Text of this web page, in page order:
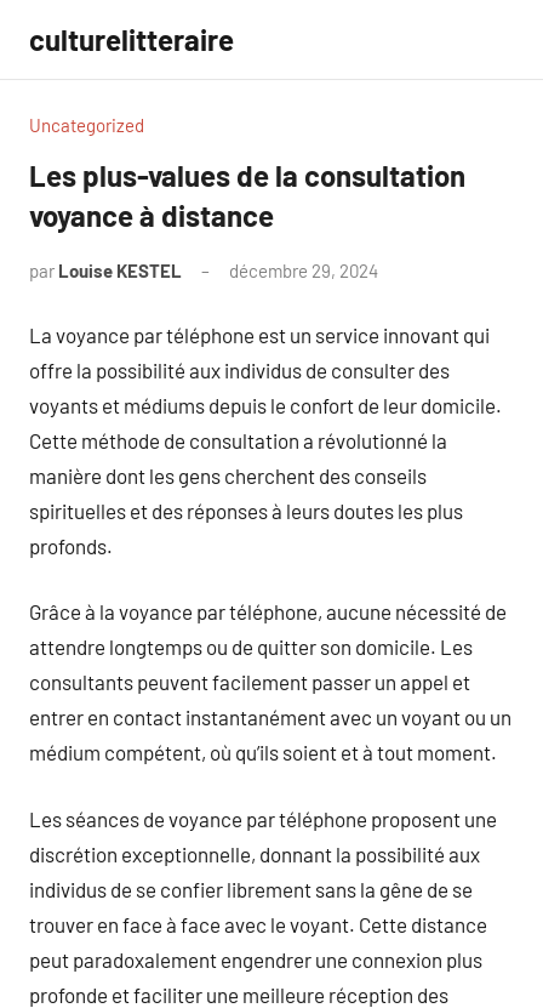
contenu
culturelitteraire
Uncategorized
Les plus-values de la consultation
voyance à distance
par Louise KESTEL décembre 29, 2024
La voyance par téléphone est un service innovant qui
offre la possibilité aux individus de consulter des
voyants et médiums depuis le confort de leur domicile.
Cette méthode de consultation a révolutionné la
manière dont les gens cherchent des conseils
spirituelles et des réponses à leurs doutes les plus
profonds.
Grâce à la voyance par téléphone, aucune nécessité de
attendre longtemps ou de quitter son domicile. Les
consultants peuvent facilement passer un appel et
entrer en contact instantanément avec un voyant ou un
médium compétent, où qu’ils soient et à tout moment.
Les séances de voyance par téléphone proposent une
discrétion exceptionnelle, donnant la possibilité aux
individus de se confier librement sans la gêne de se
trouver en face à face avec le voyant. Cette distance
peut paradoxalement engendrer une connexion plus
profonde et faciliter une meilleure réception des